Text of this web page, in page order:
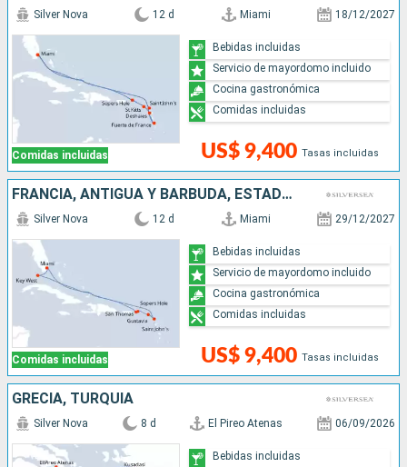
Comidas incluidas
Silver Nova 12 d Miami 18/12/2027
US$ 9,400 Tasas incluidas
Bebidas incluidas
Servicio de mayordomo incluido
Cocina gastronómica
Comidas incluidas
FRANCIA, ANTIGUA Y BARBUDA, ESTADOS UNIDOS
Comidas incluidas
Silver Nova 12 d Miami 29/12/2027
US$ 9,400 Tasas incluidas
Bebidas incluidas
Servicio de mayordomo incluido
Cocina gastronómica
Comidas incluidas
GRECIA, TURQUÍA
Silver Nova 8 d El Pireo Atenas 06/09/2026
Bebidas incluidas